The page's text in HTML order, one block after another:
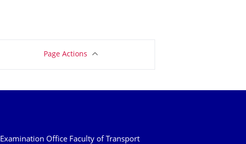
Page Actions
Examination Office Faculty of Transport